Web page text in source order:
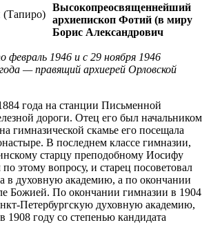
Высокопреосвященнейший
архиепископ Фотий (в миру
Борис Александрович
1946 и с 29 ноября 1946
— правящий архиерей Орловской
года на станции Письменной
дороги. Отец его был начальником
гимназической скамье его посещала
В последнем классе гимназии,
старцу преподобному Иосифу
этому вопросу, и старец посоветовал
в духовную академию, а по окончании
Божией. По окончании гимназии в 1904
Петербургскую духовную академию,
1908 году со степенью кандидата